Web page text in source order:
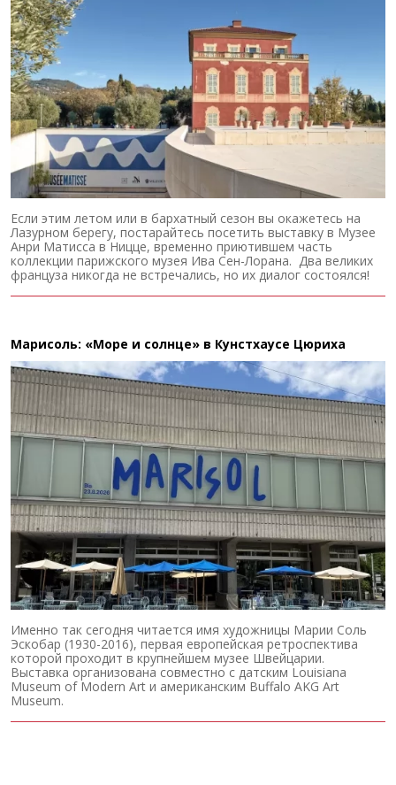
Если этим летом или в бархатный сезон вы окажетесь на
Лазурном берегу, постарайтесь посетить выставку в Музее
Анри Матисса в Ницце, временно приютившем часть
коллекции парижского музея Ива Сен-Лорана. Два великих
француза никогда не встречались, но их диалог состоялся!
Марисоль: «Море и солнце» в Кунстхаусе Цюриха
Именно так сегодня читается имя художницы Марии Соль
Эскобар (1930-2016), первая европейская ретроспектива
которой проходит в крупнейшем музее Швейцарии.
Выставка организована совместно с датским Louisiana
Museum of Modern Art и американским Buffalo AKG Art
Museum.